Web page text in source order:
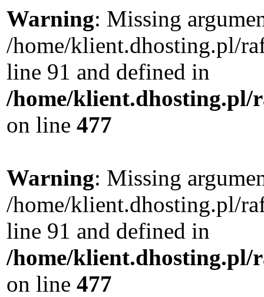
Warning: Missing
/home/klient.dhosting.pl/
line 91 and defined in
/home/klient.dhosting.pl/
on line 477
Warning: Missing
/home/klient.dhosting.pl/
line 91 and defined in
/home/klient.dhosting.pl/
on line 477